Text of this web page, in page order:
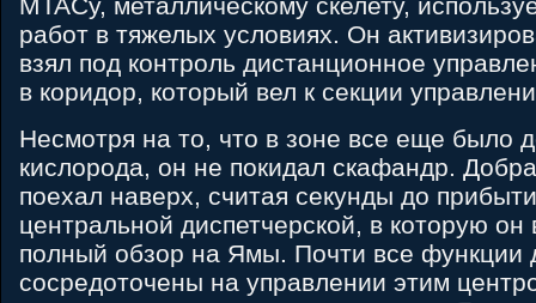
MTACу, металлическому скелету,
работ в тяжелых условиях. Он
взял под контроль дистанционное
в коридор, который вел к секции
Несмотря на то, что в зоне все еще было
кислорода, он не покидал скафандр.
поехал наверх, считая секунды до
центральной диспетчерской, в которую
полный обзор на Ямы. Почти все функции
сосредоточены на управлении этим